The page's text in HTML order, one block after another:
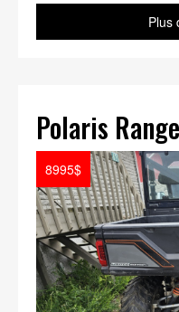
Plus
Polaris
8995$